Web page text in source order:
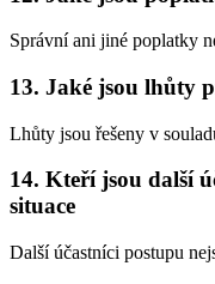
Správní ani jiné poplatky
13. Jaké jsou lhůty
Lhůty jsou řešeny v
14. Kteří jsou další
situace
Další účastníci postupu